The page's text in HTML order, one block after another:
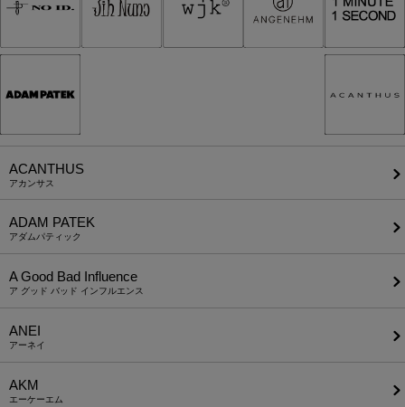
ACANTHUS
アカンサス
ADAM PATEK
アダムパティック
A Good Bad Influence
ア グッド バッド インフルエンス
ANEI
アーネイ
AKM
エーケーエム